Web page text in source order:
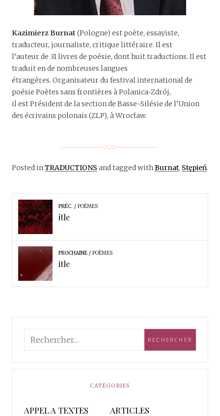
Kazimierz Burnat (Pologne) est poète, essayiste,
traducteur, journaliste, critique littéraire. Il est
l’auteur de 31 livres de poésie, dont huit traductions. Il est
traduit en de nombreuses langues
étrangères. Organisateur du festival international de
poésie Poètes sans frontières à Polanica-Zdrój,
il est Président de la section de Basse-Silésie de l’Union
des écrivains polonais (ZLP), à Wrocław.
Posted inTRADUCTIONS and tagged withBurnat, Stępień.
PRÉC. POÈMES
itle
PROCHAINE POÈMES
itle
CATÉGORIES
APPEL A TEXTES
ARTICLES